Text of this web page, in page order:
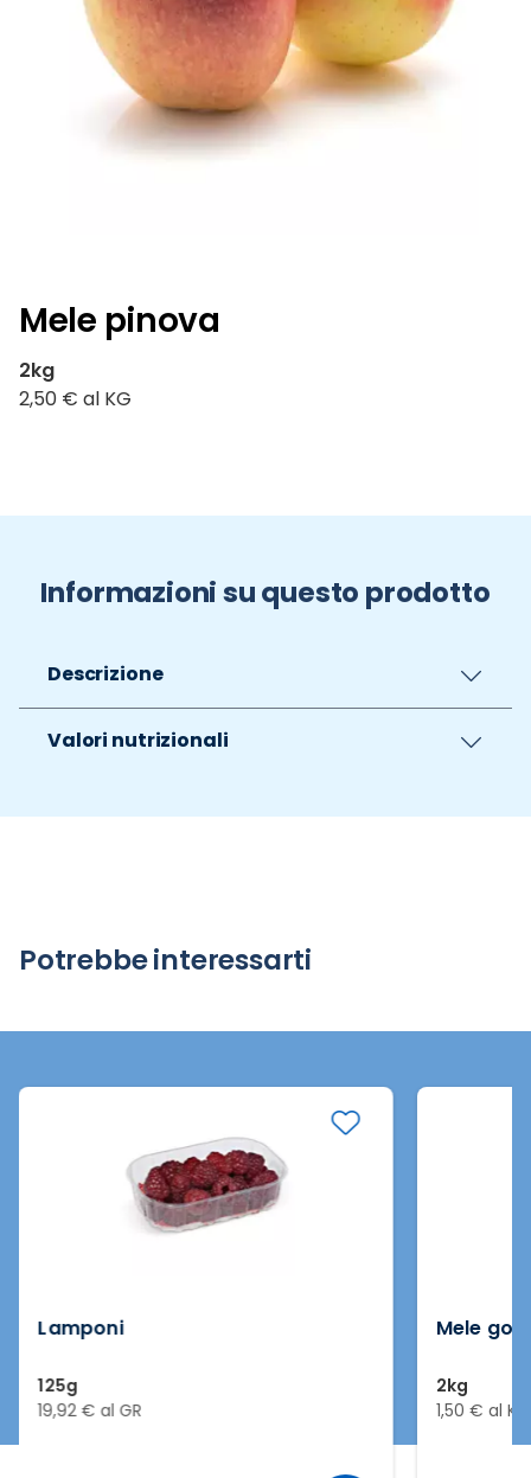
Mele pinova
2kg
2,50 € al KG
Informazioni su questo prodotto
Descrizione
Valori nutrizionali
Potrebbe interessarti
Lamponi
125g
19,92 € al GR
Mele
2kg
1,50 € al KG